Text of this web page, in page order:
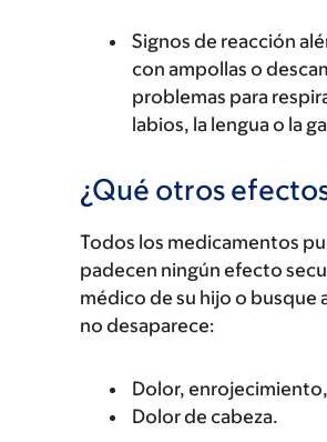
Signos de reacción
con ampollas o
problemas para
labios, la lengua o la
¿Qué otros
Todos los medicamentos
padecen ningún efecto
médico de su hijo o busque
no desaparece:
Dolor,
Dolor de cabeza.